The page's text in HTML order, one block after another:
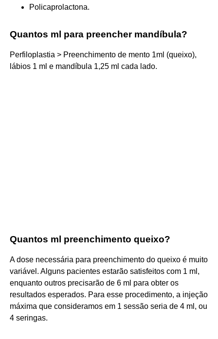
Policaprolactona.
Quantos ml para preencher mandíbula?
Perfiloplastia > Preenchimento de mento 1ml (queixo),
lábios 1 ml e mandíbula 1,25 ml cada lado.
Quantos ml preenchimento queixo?
A dose necessária para preenchimento do queixo é muito
variável. Alguns pacientes estarão satisfeitos com 1 ml,
enquanto outros precisarão de 6 ml para obter os
resultados esperados. Para esse procedimento, a injeção
máxima que consideramos em 1 sessão seria de 4 ml, ou
4 seringas.